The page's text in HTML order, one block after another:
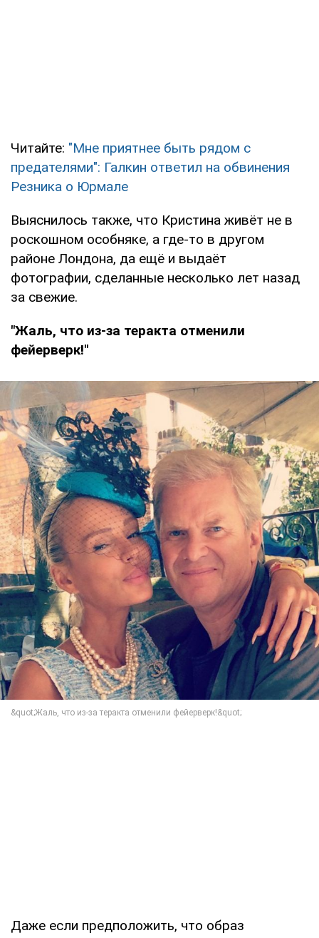
Читайте: "Мне приятнее быть рядом с
предателями": Галкин ответил на обвинения
Резника о Юрмале
Выяснилось также, что Кристина живёт не в
роскошном особняке, а где-то в другом
районе Лондона, да ещё и выдаёт
фотографии, сделанные несколько лет назад
за свежие.
"Жаль, что из-за теракта отменили
фейерверк!"
Даже если предположить, что образ